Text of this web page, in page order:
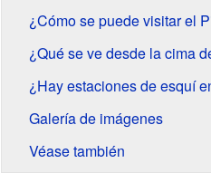
¿Cómo se puede visitar el
¿Qué se ve desde la cima
¿Hay estaciones de esquí
Galería de imágenes
Véase también